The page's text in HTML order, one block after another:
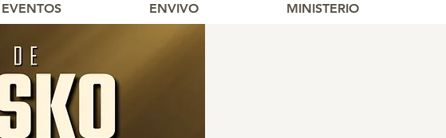
EVENTOS ENVIVO MINISTERIO